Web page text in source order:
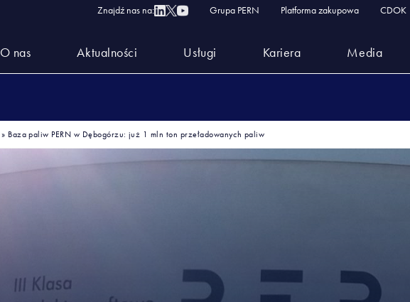
Znajdź nas na: Grupa PERN Platforma zakupowa CDOK
O nas Aktualności Usługi Kariera Media
» Baza paliw PERN w Dębogórzu: już 1 mln ton przeładowanych paliw